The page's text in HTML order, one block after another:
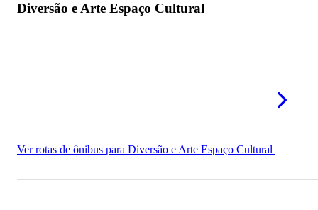
Diversão e Arte Espaço Cultural
Ver rotas de ônibus para Diversão e Arte Espaço Cultural